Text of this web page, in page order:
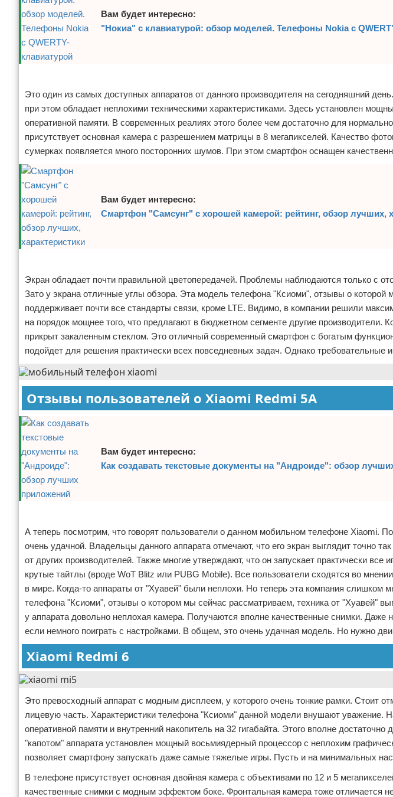
Вам будет интересно:
"Нокиа" с клавиатурой: обзор моделей. Телефоны Nokia с
Это один из самых доступных аппаратов от данного производителя на сегодняшний
при этом обладает неплохими техническими характеристиками. Здесь установлен
оперативной памяти. В современных реалиях этого более чем достаточно для
присутствует основная камера с разрешением матрицы в 8 мегапикселей. Качество
сумерках появляется много посторонних шумов. При этом смартфон оснащен
Вам будет интересно:
Смартфон "Самсунг" с хорошей камерой: рейтинг, обзор лучших,
Экран обладает почти правильной цветопередачей. Проблемы наблюдаются только с
Зато у экрана отличные углы обзора. Эта модель телефона "Ксиоми", отзывы о которой
поддерживает почти все стандарты связи, кроме LTE. Видимо, в компании решили
на порядок мощнее того, что предлагают в бюджетном сегменте другие производители.
прикрыт закаленным стеклом. Это отличный современный смартфон с богатым
подойдет для решения практически всех повседневных задач. Однако требовательные
Отзывы пользователей о Xiaomi Redmi 5A
Вам будет интересно:
Как создавать текстовые документы на "Андроиде": обзор
А теперь посмотрим, что говорят пользователи о данном мобильном телефоне Xiaomi.
очень удачной. Владельцы данного аппарата отмечают, что его экран выглядит точно
от других производителей. Также многие утверждают, что он запускает практически
крутые тайтлы (вроде WoT Blitz или PUBG Mobile). Все пользователи сходятся во
в мире. Когда-то аппараты от "Хуавей" были неплохи. Но теперь эта компания слишком
телефона "Ксиоми", отзывы о котором мы сейчас рассматриваем, техника от "Хуавей"
у аппарата довольно неплохая камера. Получаются вполне качественные снимки.
если немного поиграть с настройками. В общем, это очень удачная модель. Но нужно
Xiaomi Redmi 6
Это превосходный аппарат с модным дисплеем, у которого очень тонкие рамки. Стоит
лицевую часть. Характеристики телефона "Ксиоми" данной модели внушают уважение.
оперативной памяти и внутренний накопитель на 32 гигабайта. Этого вполне
"капотом" аппарата установлен мощный восьмиядерный процессор с неплохим
позволяет смартфону запускать даже самые тяжелые игры. Пусть и на минимальных
В телефоне присутствует основная двойная камера с объективами по 12 и 5
качественные снимки с модным эффектом боке. Фронтальная камера тоже отличается